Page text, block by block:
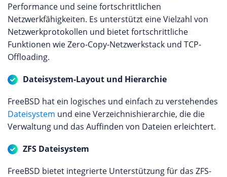
Performance und seine fortschrittlichen
Netzwerkfähigkeiten. Es unterstützt eine Vielzahl von
Netzwerkprotokollen und bietet fortschrittliche
Funktionen wie Zero-Copy-Netzwerkstack und TCP-
Offloading.
Dateisystem-Layout und Hierarchie
FreeBSD hat ein logisches und einfach zu verstehendes
Dateisystem und eine Verzeichnishierarchie, die die
Verwaltung und das Auffinden von Dateien erleichtert.
ZFS Dateisystem
FreeBSD bietet integrierte Unterstützung für das ZFS-